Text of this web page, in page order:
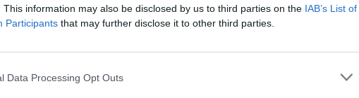
This information may also be disclosed by us to third parties on the IAB’s List of
Participants that may further disclose it to other third parties.
Data Processing Opt Outs
si trova l’epicentro del surf nazionale. Qui è